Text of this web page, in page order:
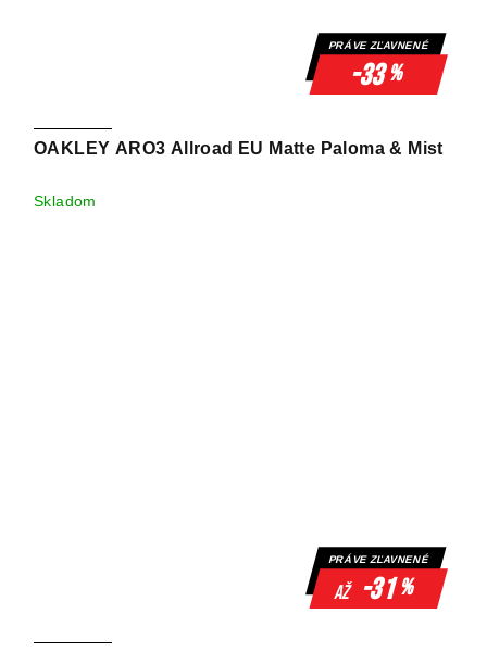
PRÁVE ZĽAVNENÉ
-33%
OAKLEY ARO3 Allroad EU Matte Paloma & Mist
Skladom
PRÁVE ZĽAVNENÉ
až -31%